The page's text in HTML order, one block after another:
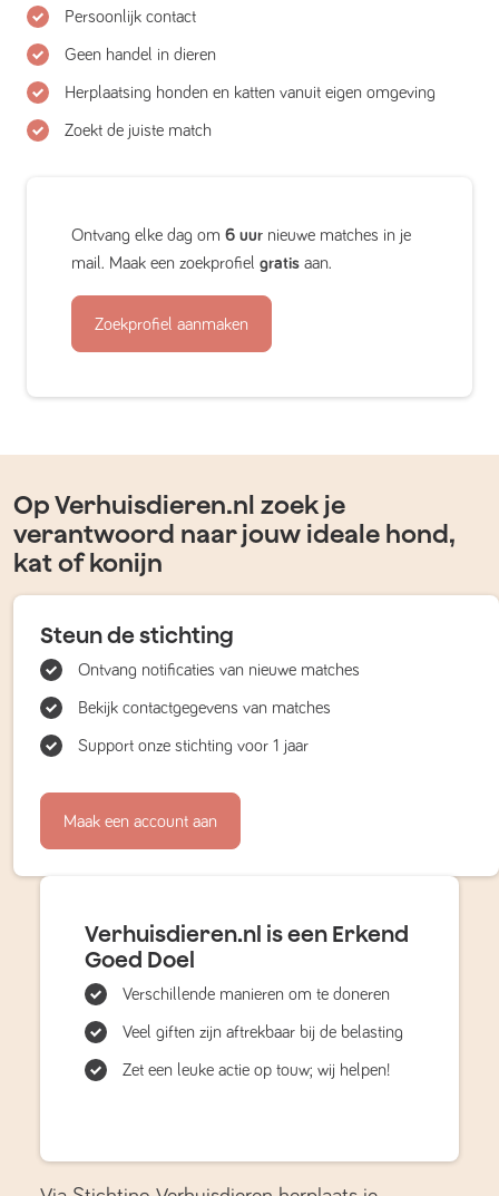
Persoonlijk contact
Geen handel in dieren
Herplaatsing honden en katten vanuit eigen omgeving
Zoekt de juiste match
Ontvang elke dag om 6 uur nieuwe matches in je
mail. Maak een zoekprofiel gratis aan.
Zoekprofiel aanmaken
Op Verhuisdieren.nl zoek je
verantwoord naar jouw ideale hond,
kat of konijn
Steun de stichting
Ontvang notificaties van nieuwe matches
Bekijk contactgegevens van matches
Support onze stichting voor 1 jaar
Maak een account aan
Verhuisdieren.nl is een Erkend
Goed Doel
Verschillende manieren om te doneren
Veel giften zijn aftrekbaar bij de belasting
Zet een leuke actie op touw; wij helpen!